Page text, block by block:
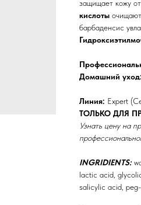
защищает кожу
кислоты
барбаденсис
Домашний уход:
Линия: Expert
ТОЛЬКО ДЛЯ
Узнать цену на
INGRIDIENTS:
lactic acid,
salicylic acid,